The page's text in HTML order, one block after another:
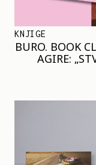
KNJIGE
BURO. BOOK
AGIRE: